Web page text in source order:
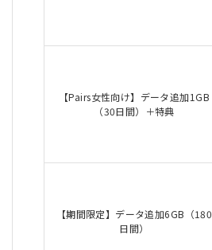
【Pairs女性向け】データ追加1GB
（30日間）＋特典
【期間限定】データ追加6GB（180
日間）